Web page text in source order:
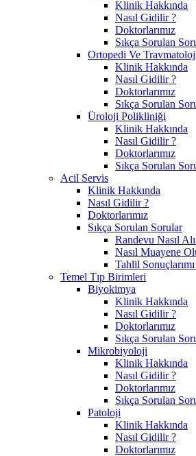
Klinik Hakkında
Nasıl Gidilir ?
Doktorlarımız
Sıkça Sorulan
Ortopedi Ve
Klinik Hakkında
Nasıl Gidilir ?
Doktorlarımız
Sıkça Sorulan
Üroloji Polikliniği
Klinik Hakkında
Nasıl Gidilir ?
Doktorlarımız
Sıkça Sorulan
Acil Servis
Klinik Hakkında
Nasıl Gidilir ?
Doktorlarımız
Sıkça Sorulan Sorular
Randevu Nasıl
Nasıl Muayene
Tahlil
Temel Tıp Birimleri
Biyokimya
Klinik Hakkında
Nasıl Gidilir ?
Doktorlarımız
Sıkça Sorulan
Mikrobiyoloji
Klinik Hakkında
Nasıl Gidilir ?
Doktorlarımız
Sıkça Sorulan
Patoloji
Klinik Hakkında
Nasıl Gidilir ?
Doktorlarımız